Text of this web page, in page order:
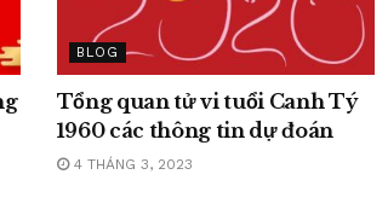
BLOG
Tổng quan tử vi tuổi Canh Tý
1960 các thông tin dự đoán
4 THÁNG 3, 2023